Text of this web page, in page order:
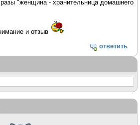
"женщина - хранительница домашнего
и отзыв
ответить